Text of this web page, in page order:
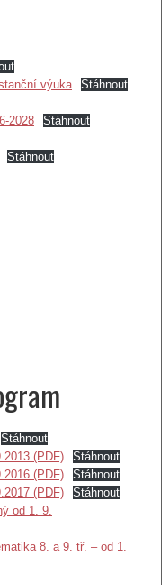
výuka
Stáhnout
2028
Stáhnout
Stáhnout
Stáhnout
(PDF)
Stáhnout
(PDF)
Stáhnout
(PDF)
Stáhnout
od 1. 9.
8. a 9. tř. – od 1.